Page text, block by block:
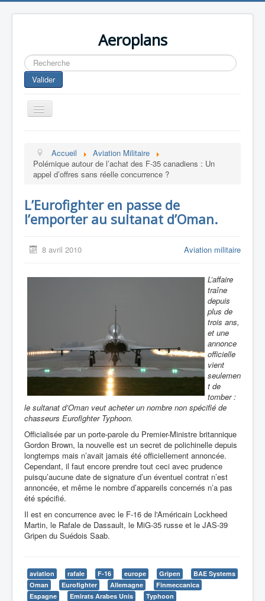
Aeroplans
Rechercher
Valider
Toggle
Navigation
Aviation Commerciale
Aviation d'Affaire
Aviation Militaire
Europespace
Accueil
Aviation Militaire
Polémique autour de l’achat des F-35 canadiens : Un
appel d’offres sans réelle concurrence ?
L’Eurofighter en passe de
l’emporter au sultanat d’Oman.
8 avril 2010 Aviation militaire
L’affaire
traîne
depuis
plus de
trois ans,
et une
annonce
officielle
vient
seulemen
t de
tomber :
le sultanat d’Oman veut acheter un nombre non spécifié de
chasseurs Eurofighter Typhoon.
Officialisée par un porte-parole du Premier-Ministre britannique
Gordon Brown, la nouvelle est un secret de polichinelle depuis
longtemps mais n’avait jamais été officiellement annoncée.
Cependant, il faut encore prendre tout ceci avec prudence
puisqu’aucune date de signature d’un éventuel contrat n’est
annoncée, et même le nombre d’appareils concernés n’a pas
été spécifié.
Il est en concurrence avec le F-16 de l'Américain Lockheed
Martin, le Rafale de Dassault, le MiG-35 russe et le JAS-39
Gripen du Suédois Saab.
aviation rafale F-16 europe Gripen
BAE Systems
Oman
Eurofighter Allemagne
Finmeccanica
Espagne
Emirats Arabes Unis
Typhoon